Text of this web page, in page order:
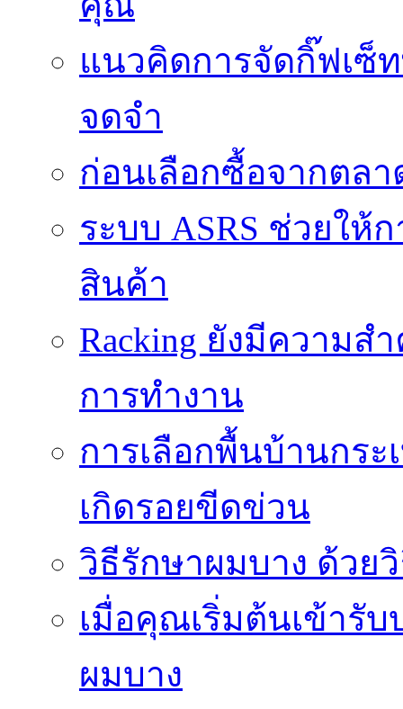
แนวคิดการจัดกิ๊ฟเซ็
จดจำ
ก่อนเลือกซื้อจากตล
ระบบ ASRS ช่วยให้
สินค้า
Racking ยังมีความ
การทำงาน
การเลือกพื้นบ้านกร
เกิดรอยขีดข่วน
วิธีรักษาผมบาง ด้วย
เมื่อคุณเริ่มต้นเข้ารั
ผมบาง